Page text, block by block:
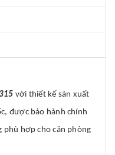
với thiết kế sản xuất
được bảo hành chính
phù hợp cho căn phòng